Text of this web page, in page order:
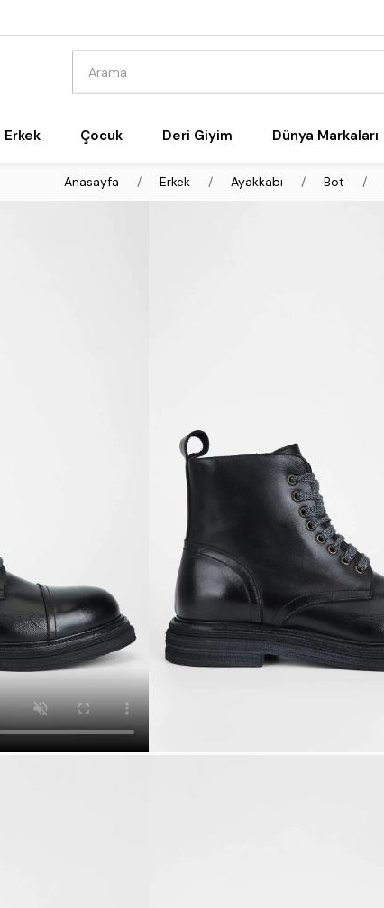
Erkek Çocuk Deri Giyim Dünya Markaları
Anasayfa Erkek Ayakkabı Bot